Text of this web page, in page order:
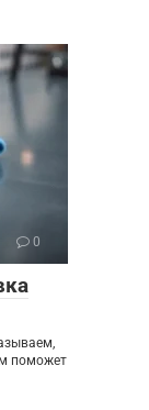
0
поможет